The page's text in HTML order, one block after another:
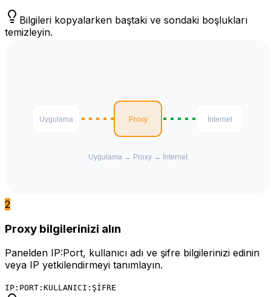
Bilgileri kopyalarken baştaki ve sondaki boşlukları
temizleyin.
2
Proxy bilgilerinizi alın
Panelden IP:Port, kullanıcı adı ve şifre bilgilerinizi edinin
veya IP yetkilendirmeyi tanımlayın.
IP:PORT:KULLANICI:ŞİFRE